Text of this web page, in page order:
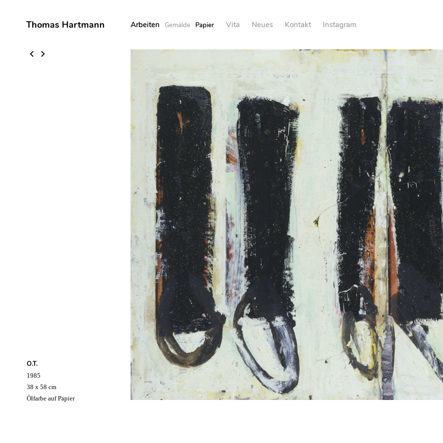
Thomas Hartmann Arbeiten Gemälde Papier Vita Neues Kontakt Instagram
O.T.
1985
38 x 58 cm
Ölfarbe auf Papier